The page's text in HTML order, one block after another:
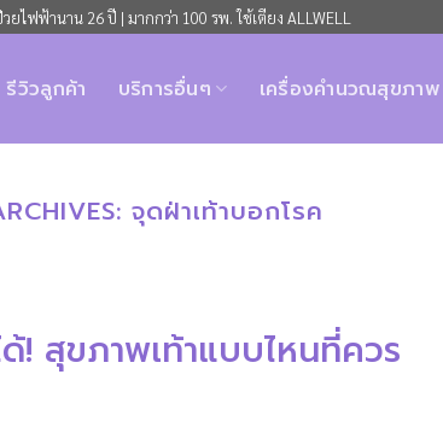
ยไฟฟ้านาน 26 ปี | มากกว่า 100 รพ. ใช้เตียง ALLWELL
รีวิวลูกค้า บริการอื่นๆ เครื่องคำนวณสุขภาพ
จุดฝ่าเท้าบอกโรค
ด้! สุขภาพเท้าแบบไหนที่ควร